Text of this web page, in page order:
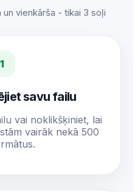
un vienkārša - tikai 3 soļi
1
savu failu
vai noklikšķiniet, lai
vairāk nekā 500